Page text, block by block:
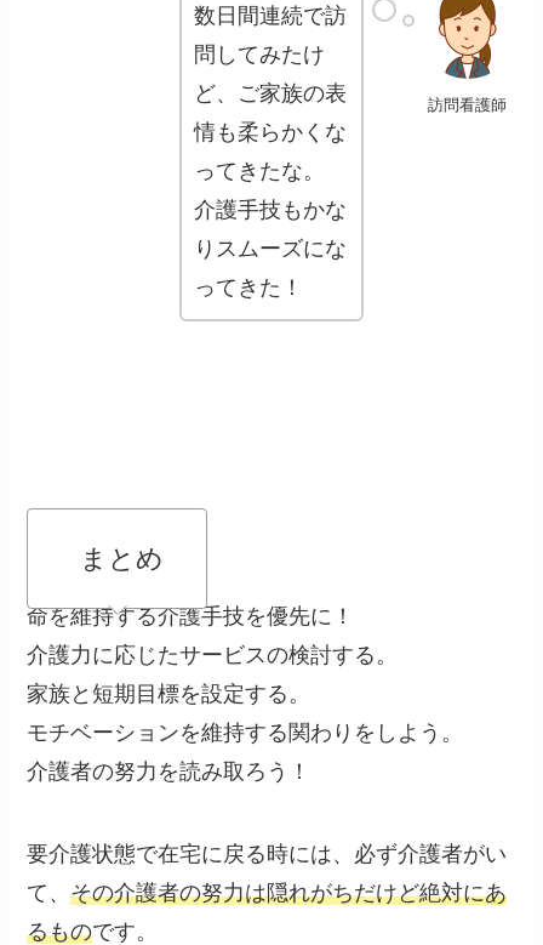
訪問看護師
数日間連続で訪
問してみたけ
ど、ご家族の表
情も柔らかくな
ってきたな。
介護手技もかな
りスムーズにな
ってきた！
まとめ
命を維持する介護手技を優先に！
介護力に応じたサービスの検討する。
家族と短期目標を設定する。
モチベーションを維持する関わりをしよう。
介護者の努力を読み取ろう！
要介護状態で在宅に戻る時には、必ず介護者がい
て、その介護者の努力は隠れがちだけど絶対にあ
るものです。